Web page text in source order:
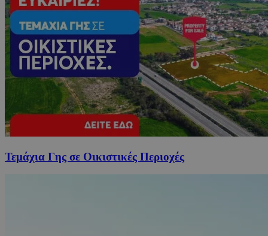
Τεμάχια Γης σε Οικιστικές Περιοχές